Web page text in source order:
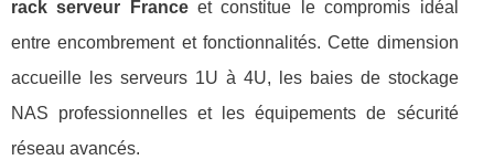
rack serveur Franceet constitue le compromis idéal
entre encombrement et fonctionnalités. Cette dimension
accueille les serveurs 1U à 4U, les baies de stockage
NAS professionnelles et les équipements de sécurité
réseau avancés.